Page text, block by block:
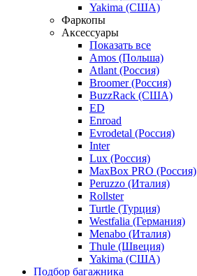
Yakima (США)
Фаркопы
Аксессуары
Показать все
Amos (Польша)
Atlant (Россия)
Broomer (Россия)
BuzzRack (США)
ED
Enroad
Evrodetal (Россия)
Inter
Lux (Россия)
MaxBox PRO (Россия)
Peruzzo (Италия)
Rollster
Turtle (Турция)
Westfalia (Германия)
Menabo (Италия)
Thule (Швеция)
Yakima (США)
Подбор багажника